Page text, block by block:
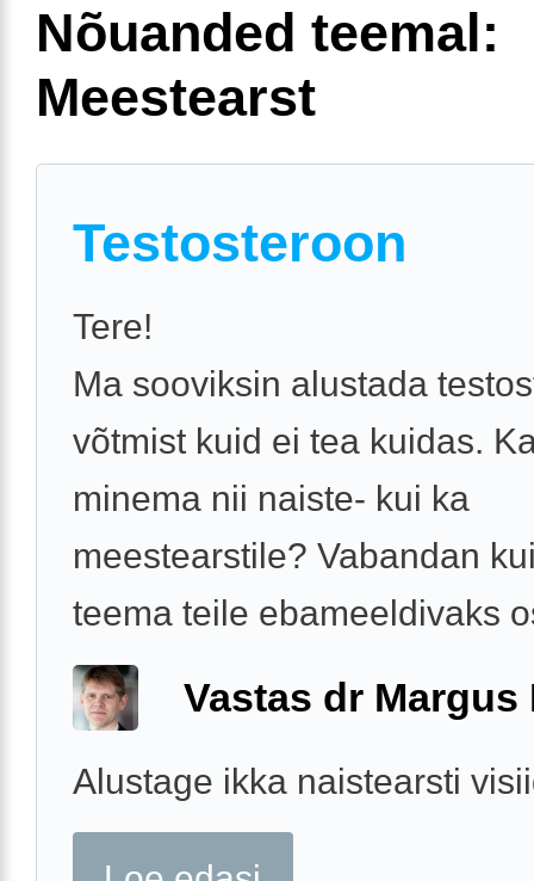
Nõuanded teemal:
Meestearst
Testosteroon
Tere!
Ma sooviksin alustada
võtmist kuid ei tea kuidas.
minema nii naiste- kui ka
meestearstile? Vabandan
teema teile ebameeldivaks
Vastas dr Margus
Alustage ikka naistearsti